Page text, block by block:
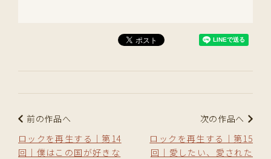
前の作品へ
ロックを再生する｜第14
回｜僕はこの国が好きな
次の作品へ
ロックを再生する｜第15
回｜愛したい、愛された